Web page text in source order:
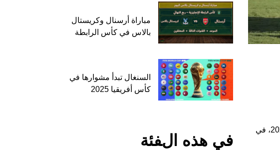
سيشاركون في المباراة الودية المرتقبة أمام منتخب السنغال. ستُقام هذه المباراة يوم الأحد، 12 أكتوبر 2025، في
مباراة أرسنال وكريستال
بالاس في كأس الرابطة
السنغال تبدأ مشوارها في
كأس أفريقيا 2025
في هذه الفئة